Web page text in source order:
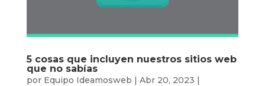
5 cosas que incluyen nuestros sitios web
que no sabías
por Equipo Ideamosweb | Abr 20, 2023 |